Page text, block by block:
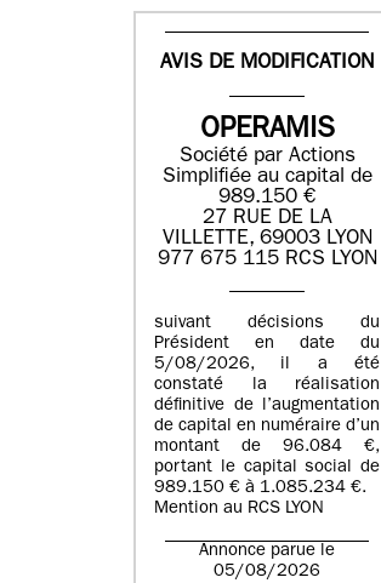
AVIS DE MODIFICATION
OPERAMIS
Société par Actions
Simplifiée au capital de
989.150 €
27 RUE DE LA
VILLETTE, 69003 LYON
977 675 115 RCS LYON
suivant décisions du
Président en date du
5/08/2026, il a été
constaté la réalisation
définitive de l’augmentation
de capital en numéraire d’un
montant de 96.084 €,
portant le capital social de
989.150 € à 1.085.234 €.
Mention au RCS LYON
Annonce parue le
05/08/2026